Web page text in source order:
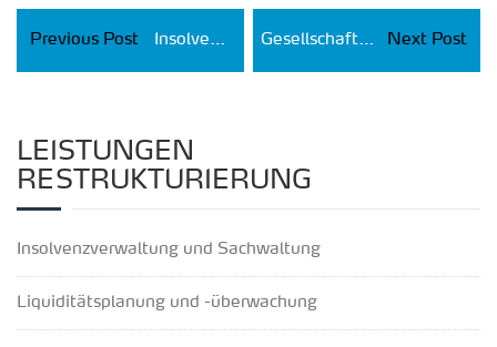
Previous Post Insolvenzrecht Next Post
Gesellschaftsrecht
LEISTUNGEN
RESTRUKTURIERUNG
Insolvenzverwaltung und Sachwaltung
Liquiditätsplanung und -überwachung